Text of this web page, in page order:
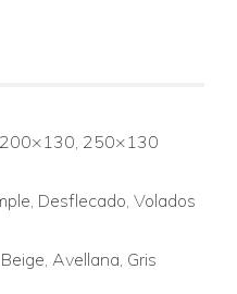
250×130
Desflecado, Volados
Avellana, Gris